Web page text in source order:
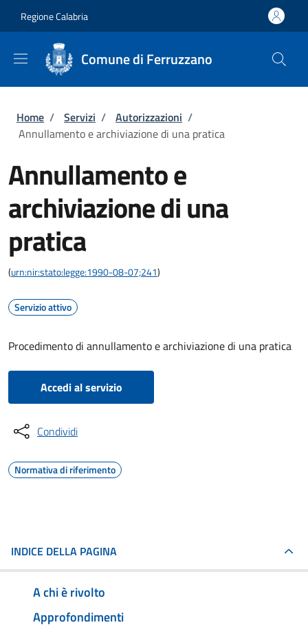
Regione Calabria
Comune di Ferruzzano
Briciole di pane
Home / Servizi / Autorizzazioni /
Annullamento e archiviazione di una pratica
Annullamento e
archiviazione di una
pratica
(urn:nir:stato:legge:1990-08-07;241)
Servizio attivo
Procedimento di annullamento e archiviazione di una pratica
Accedi al servizio
Condividi
Normativa di riferimento
INDICE DELLA PAGINA
A chi è rivolto
Approfondimenti